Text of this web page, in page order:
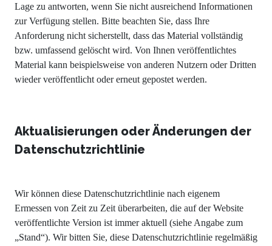
Lage zu antworten, wenn Sie nicht ausreichend Informationen
zur Verfügung stellen. Bitte beachten Sie, dass Ihre
Anforderung nicht sicherstellt, dass das Material vollständig
bzw. umfassend gelöscht wird. Von Ihnen veröffentlichtes
Material kann beispielsweise von anderen Nutzern oder Dritten
wieder veröffentlicht oder erneut gepostet werden.
Aktualisierungen oder Änderungen der
Datenschutzrichtlinie
Wir können diese Datenschutzrichtlinie nach eigenem
Ermessen von Zeit zu Zeit überarbeiten, die auf der Website
veröffentlichte Version ist immer aktuell (siehe Angabe zum
„Stand“). Wir bitten Sie, diese Datenschutzrichtlinie regelmäßig